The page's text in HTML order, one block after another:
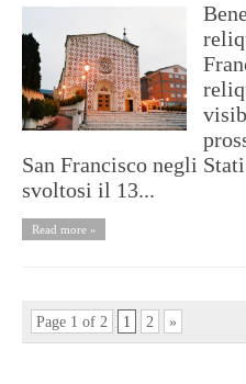
San Francisco negli
svoltosi il 13...
Read more »
Page 1 of 2 1 2 »